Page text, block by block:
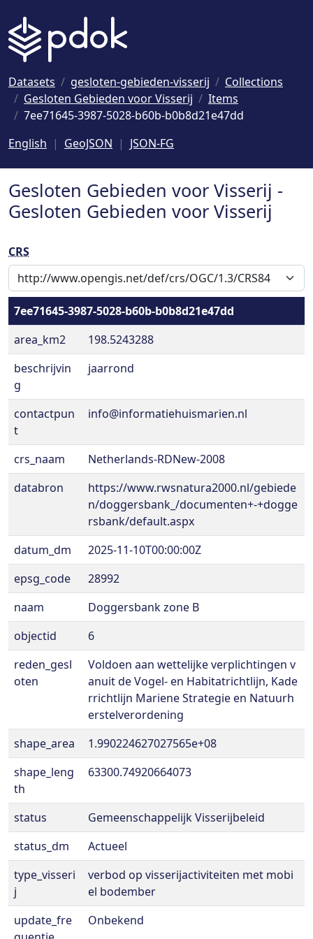
Datasets gesloten-gebieden-visserij
Collections
Gesloten Gebieden voor Visserij
Items
7ee71645-3987-5028-b60b-b0b8d21e47dd
English
GeoJSON JSON-FG
Gesloten Gebieden voor Visserij -
Gesloten Gebieden voor Visserij
CRS
7ee71645-3987-5028-b60b-b0b8d21e47dd
area_km2
198.5243288
beschrijvin
g
jaarrond
contactpun
t
info@informatiehuismarien.nl
crs_naam
Netherlands-RDNew-2008
databron
https://www.rwsnatura2000.nl/gebiede
n/doggersbank_/documenten+-+dogge
rsbank/default.aspx
datum_dm
2025-11-10T00:00:00Z
epsg_code
28992
naam
Doggersbank zone B
objectid
6
reden_gesl
oten
Voldoen aan wettelijke verplichtingen v
anuit de Vogel- en Habitatrichtlijn, Kade
rrichtlijn Mariene Strategie en Natuurh
erstelverordening
shape_area
1.990224627027565e+08
shape_leng
th
63300.74920664073
status
Gemeenschappelijk Visserijbeleid
status_dm
Actueel
type_visseri
j
verbod op visserijactiviteiten met mobi
el bodember
update_fre
Onbekend